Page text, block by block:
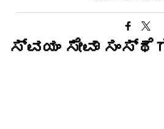
ಸ್ವಯಂ ಸೇವಾ